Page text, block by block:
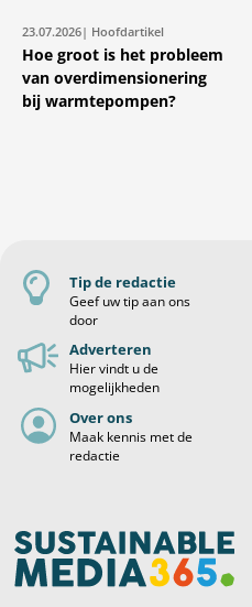
23.07.2026| Hoofdartikel
Hoe groot is het probleem
van overdimensionering
bij warmtepompen?
Tip de redactie
Geef uw tip aan ons
door
Adverteren
Hier vindt u de
mogelijkheden
Over ons
Maak kennis met de
redactie